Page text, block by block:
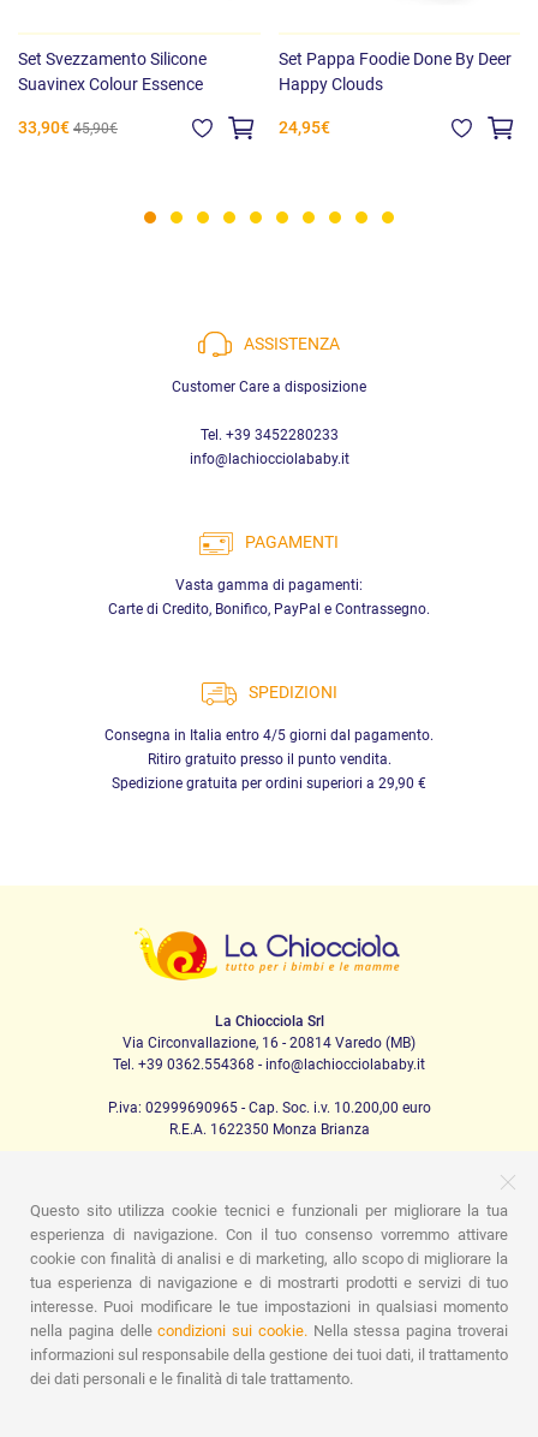
Set Svezzamento Silicone
Suavinex Colour Essence
33,90€ 45,90€
Set Pappa Foodie Done By Deer
Happy Clouds
24,95€
ASSISTENZA
Customer Care a disposizione
Tel. +39 3452280233
info@lachiocciolababy.it
PAGAMENTI
Vasta gamma di pagamenti:
Carte di Credito, Bonifico, PayPal e Contrassegno.
SPEDIZIONI
Consegna in Italia entro 4/5 giorni dal pagamento.
Ritiro gratuito presso il punto vendita.
Spedizione gratuita per ordini superiori a 29,90 €
La Chiocciola Srl
Via Circonvallazione, 16 - 20814 Varedo (MB)
Tel. +39 0362.554368 - info@lachiocciolababy.it
P.iva: 02999690965 - Cap. Soc. i.v. 10.200,00 euro
R.E.A. 1622350 Monza Brianza
PRODOTTI
Passeggio
Seggiolini Auto A casa Pappa
Nanna
Igiene
Mamma e bebè Abbigliamento Gioco
Gift card
Kit baby set
Idee regalo Camerette
Promozioni
Promozioni
Marchi
ASSISTENZA
Questo sito utilizza cookie tecnici e funzionali per migliorare la tua
esperienza di navigazione. Con il tuo consenso vorremmo attivare
cookie con finalità di analisi e di marketing, allo scopo di migliorare la
tua esperienza di navigazione e di mostrarti prodotti e servizi di tuo
interesse. Puoi modificare le tue impostazioni in qualsiasi momento
nella pagina dellecondizioni sui cookie.Nella stessa pagina troverai
informazioni sul responsabile della gestione dei tuoi dati, il trattamento
dei dati personali e le finalità di tale trattamento.